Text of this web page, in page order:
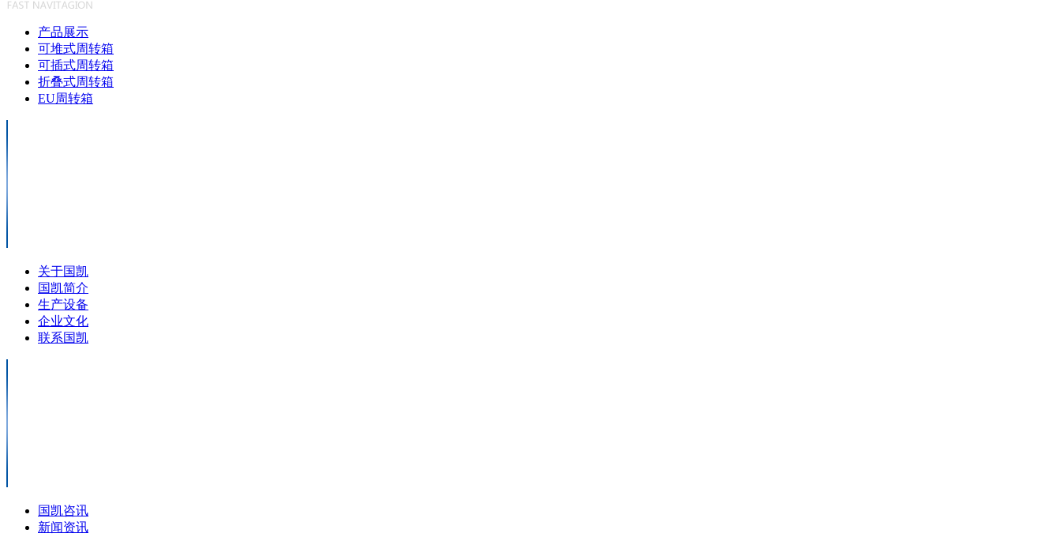
产品展示
可堆式周转箱
可插式周转箱
折叠式周转箱
EU周转箱
关于国凯
国凯简介
生产设备
企业文化
联系国凯
国凯咨讯
新闻资讯